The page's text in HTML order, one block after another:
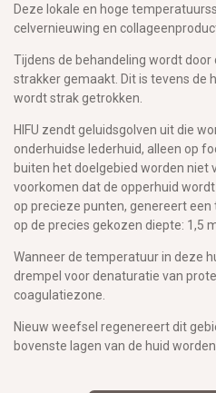
Deze lokale en hoge
celvernieuwing en
Tijdens de behandeling wordt
strakker gemaakt. Dit is tevens de
wordt strak getrokken.
HIFU zendt geluidsgolven uit die
onderhuidse lederhuid, alleen op
buiten het doelgebied worden niet
voorkomen dat de opperhuid
op precieze punten, genereert
op de precies gekozen diepte: 1,5
Wanneer de temperatuur in deze
drempel voor denaturatie van
coagulatiezone.
Nieuw weefsel regenereert dit
bovenste lagen van de huid